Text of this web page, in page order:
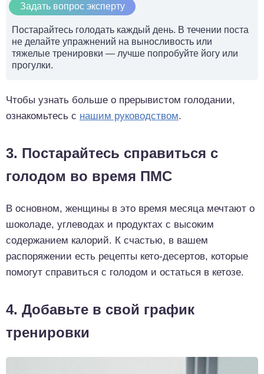
Задать вопрос эксперту
Постарайтесь голодать каждый день. В течении поста
не делайте упражнений на выносливость или
тяжелые тренировки — лучше попробуйте йогу или
прогулки.
Чтобы узнать больше о прерывистом голодании,
ознакомьтесь с нашим руководством.
3. Постарайтесь справиться с
голодом во время ПМС
В основном, женщины в это время месяца мечтают о
шоколаде, углеводах и продуктах с высоким
содержанием калорий. К счастью, в вашем
распоряжении есть рецепты кето-десертов, которые
помогут справиться с голодом и остаться в кетозе.
4. Добавьте в свой график
тренировки